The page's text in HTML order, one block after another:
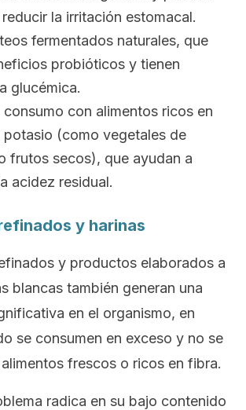
la irritación estomacal.
fermentados naturales, que
probióticos y tienen
glucémica.
consumo con alimentos ricos en
potasio (como vegetales de
frutos secos), que ayudan a
acidez residual.
y harinas
y productos elaborados a
blancas también generan una
en el organismo, en
se consumen en exceso y no se
frescos o ricos en fibra.
radica en su bajo contenido